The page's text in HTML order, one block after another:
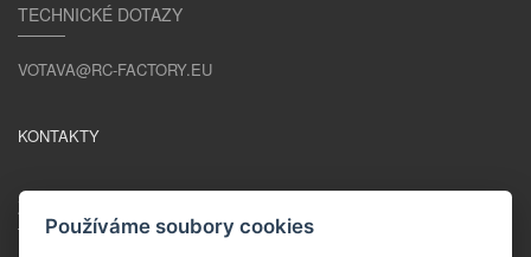
TECHNICKÉ DOTAZY
VOTAVA@RC-FACTORY.EU
KONTAKTY
ZŮSTAŇME V KONTAKTU
Používáme soubory cookies